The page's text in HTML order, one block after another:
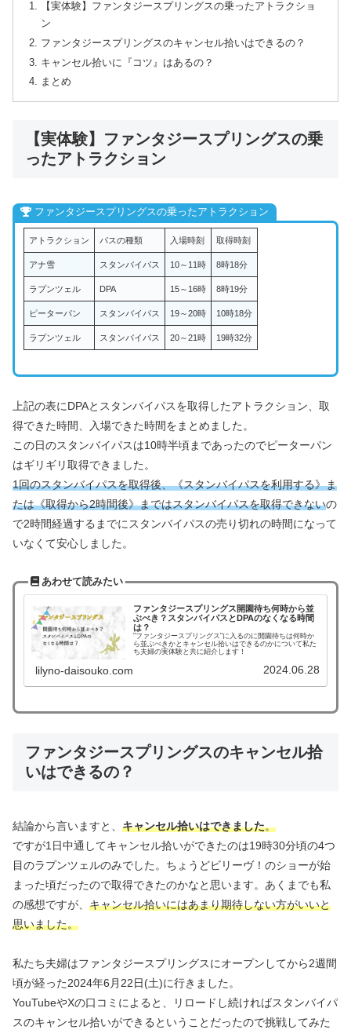
【実体験】ファンタジースプリングスの乗ったアトラクショ
ン
ファンタジースプリングスのキャンセル拾いはできるの？
キャンセル拾いに『コツ』はあるの？
まとめ
【実体験】ファンタジースプリングスの乗
ったアトラクション
ファンタジースプリングスの乗ったアトラクション
アトラクション パスの種類 入場時刻 取得時刻
アナ雪 スタンバイパス 10～11時 8時18分
ラプンツェル DPA 15～16時 8時19分
ピーターパン スタンバイパス 19～20時 10時18分
ラプンツェル スタンバイパス 20～21時 19時32分
上記の表にDPAとスタンバイパスを取得したアトラクション、取
得できた時間、入場できた時間をまとめました。
この日のスタンバイパスは10時半頃まであったのでピーターパン
はギリギリ取得できました。
1回のスタンバイパスを取得後、《スタンバイパスを利用する》ま
たは《取得から2時間後》まではスタンバイパスを取得できないの
で2時間経過するまでにスタンバイパスの売り切れの時間になって
いなくて安心しました。
あわせて読みたい
ファンタジースプリングス開園待ち何時から並
ぶべき？スタンバイパスとDPAのなくなる時間
は？
"ファンタジースプリングス"に入るのに開園待ちは何時か
ら並ぶべきかとキャンセル拾いはできるのかについて私た
ち夫婦の実体験と共に紹介します！
lilyno-daisouko.com 2024.06.28
ファンタジースプリングスのキャンセル拾
いはできるの？
結論から言いますと、 キャンセル拾いはできました。
ですが1日中通してキャンセル拾いができたのは19時30分頃の4つ
目のラプンツェルのみでした。ちょうどビリーヴ！のショーが始
まった頃だったので取得できたのかなと思います。あくまでも私
の感想ですが、 キャンセル拾いにはあまり期待しない方がいいと
思いました。
私たち夫婦はファンタジースプリングスにオープンしてから2週間
頃が経った2024年6月22日(土)に行きました。
YouTubeやXの口コミによると、リロードし続ければスタンバイパ
スのキャンセル拾いができるということだったので挑戦してみた